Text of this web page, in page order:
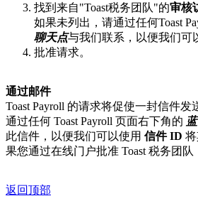
找到来自"Toast税务团队"的审核
如果未列出，请通过任何Toast
聊天点与我们联系，以便我们可
批准请求。
通过邮件
Toast Payroll 的请求将促使一封信件
通过任何 Toast Payroll 页面右下角的
此信件，以便我们可以使用 信件 ID
果您通过在线门户批准 Toast 税务团队
返回顶部